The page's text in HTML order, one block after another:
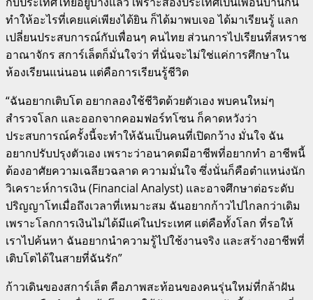
ทำให้อะไรที่เคยแค่เพียงได้ยิน ก็ได้มาพบเจอ ได้มาเรียนรู้ แลก
เปลี่ยนประสบการณ์กับเพื่อนๆ คนไทย ส่วนการไปเรียนที่สหราช
อาณาจักร สการ์เล็ตก็มั่นใจว่า ที่นั่นจะไม่ใช่แค่การศึกษาใน
ห้องเรียนแน่นอน แต่คือการเรียนรู้ชีวิต
“ฉันอยากเติบโต อยากลองใช้ชีวิตด้วยตัวเอง พบคนใหม่ๆ
สำรวจโลก และออกจากคอมฟอร์ทโซน ก็คาดหวังว่า
ประสบการณ์ครั้งนี้จะทำให้ฉันเป็นคนที่เปิดกว้าง มั่นใจ ฉัน
อยากปรับปรุงตัวเอง เพราะว่าอนาคตมีอาชีพที่อยากทำ อาชีพนี้
ต้องอาศัยความเฉลียวฉลาด ความมั่นใจ ซึ่งนั่นก็คือตำแหน่งนัก
วิเคราะห์การเงิน (Financial Analyst) และอาจศึกษาต่อระดับ
ปริญญาโทเมื่อถึงเวลาที่เหมาะสม ฉันอยากก้าวไปไกลกว่าเดิม
เพราะโลกการเงินไม่ได้มีแค่ในประเทศ แต่คือทั้งโลก ที่รอให้
เราไปค้นหา ฉันอยากนำความรู้ไปใช้งานจริง และสร้างอาชีพที่
เติบโตได้ในสายที่ฉันรัก”
ก้าวเดินของสการ์เล็ต คือภาพสะท้อนของคนรุ่นใหม่ที่กล้าฝัน